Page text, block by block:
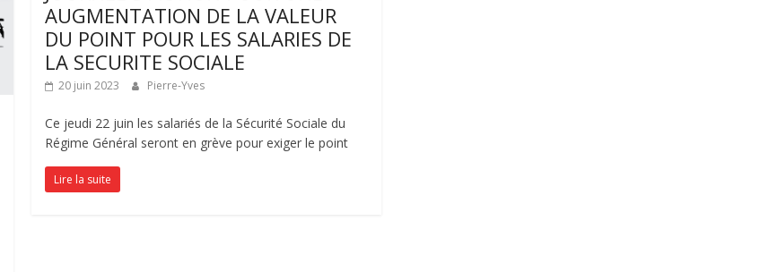
AUGMENTATION DE LA VALEUR
DU POINT POUR LES SALARIES DE
LA SECURITE SOCIALE
20 juin 2023 Pierre-Yves
Ce jeudi 22 juin les salariés de la Sécurité Sociale du
Régime Général seront en grève pour exiger le point
Lire la suite